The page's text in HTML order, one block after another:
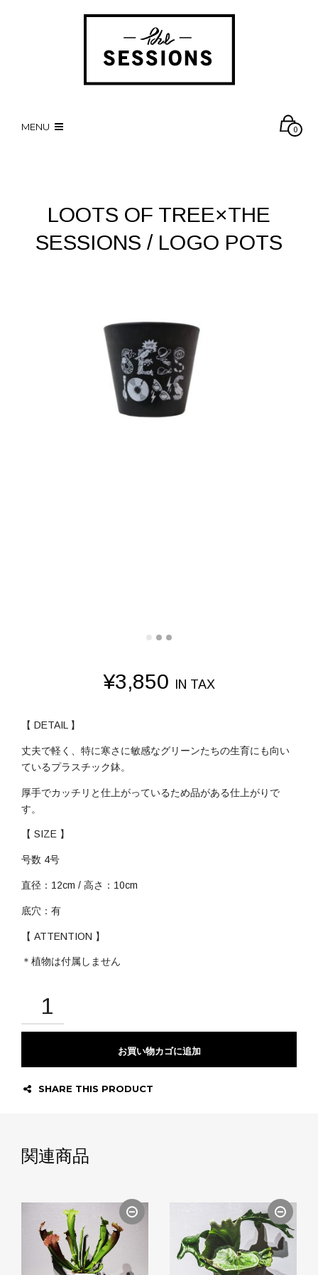
MENU 0
LOOTS OF TREE×THE
SESSIONS / LOGO POTS
¥3,850 IN TAX
【 DETAIL 】
丈夫で軽く、特に寒さに敏感なグリーンたちの生育にも向い
ているプラスチック鉢。
厚手でカッチリと仕上がっているため品がある仕上がりで
す。
【 SIZE 】
号数 4号
直径：12cm / 高さ：10cm
底穴：有
【 ATTENTION 】
＊植物は付属しません
お買い物カゴに追加
SHARE THIS PRODUCT
関連商品